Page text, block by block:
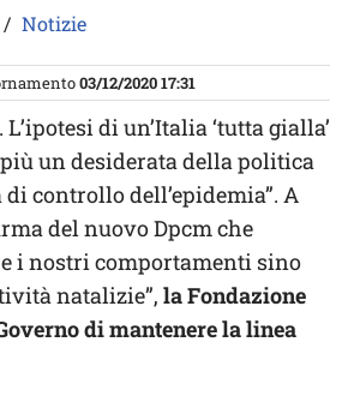
Notizie
03/12/2020 17:31
. L’ipotesi di un’Italia ‘tutta gialla’
un desiderata della politica
controllo dell’epidemia”. A
del nuovo Dpcm che
i nostri comportamenti sino
natalizie”, la Fondazione
di mantenere la linea